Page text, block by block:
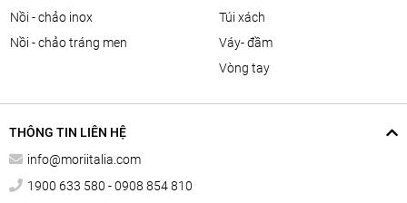
nồi - chảo inox
nồi - chảo tráng men
túi xách
váy- đầm
vòng tay
THÔNG TIN LIÊN HỆ
info@moriitalia.com
1900 633 580 - 0908 854 810